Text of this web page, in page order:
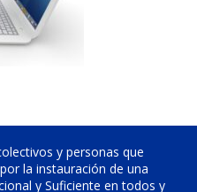
y personas que
la instauración de una
y Suficiente en todos y